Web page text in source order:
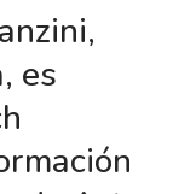
es